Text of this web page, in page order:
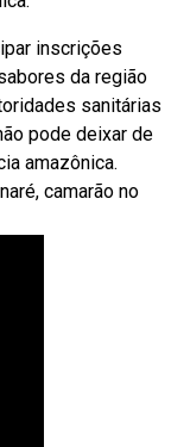
inscrições
da região
sanitárias
pode deixar de
amazônica.
camarão no